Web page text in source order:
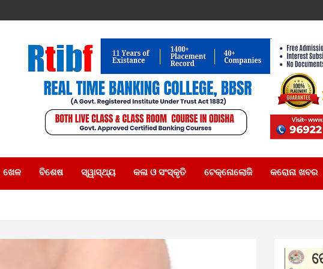
ଖେଳ ବିଶେଷ ସ୍ୱାସ୍ଥ୍ୟ କଳା ଓ ସଂସ୍କୃତି ଟେକ୍ନୋଲୋଜି କରୋନା ଖବର